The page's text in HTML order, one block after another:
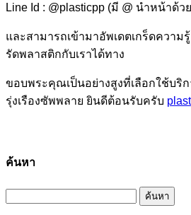
Line Id : @plasticpp (มี @ นำหน้าด้ว
และสามารถเข้ามาอัพเดตเกร็ดความ
รัดพลาสติกกับเราได้ทาง
ขอบพระคุณเป็นอย่างสูงที่เลือกใช้บริ
รุ่งเรืองซัพพลาย ยินดีต้อนรับครับ
ค้นหา